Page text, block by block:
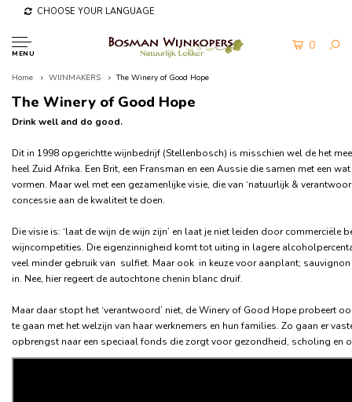
CHOOSE YOUR LANGUAGE
MENU
0
Home WIJNMAKERS The Winery of Good Hope
The Winery of Good Hope
Drink well and do good.
Dit in 1998 opgerichtte wijnbedrijf (Stellenbosch) is misschien wel de het
heel Zuid Afrika. Een Brit, een Fransman en een Aussie die samen met een
vormen. Maar wel met een gezamenlijke visie, die van ‘natuurlijk &
concessie aan de kwaliteit te doen.
Die visie is: ‘laat de wijn de wijn zijn’ en laat je niet leiden door commerciële
wijncompetities. Die eigenzinnigheid komt tot uiting in lagere
veel minder gebruik van sulfiet. Maar ook in keuze voor aanplant;
in. Nee, hier regeert de autochtone chenin blanc druif.
Maar daar stopt het ‘verantwoord’ niet, de Winery of Good Hope probeert
te gaan met het welzijn van haar werknemers en hun families. Zo gaan er
opbrengst naar een speciaal fonds die zorgt voor gezondheid, scholing en